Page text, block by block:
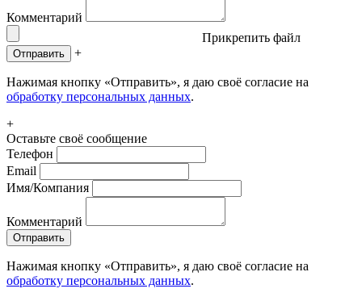
Комментарий
Прикрепить файл
Отправить +
Нажимая кнопку «Отправить», я даю своё согласие на
обработку персональных данных.
+
Оставьте своё сообщение
Телефон
Email
Имя/Компания
Комментарий
Отправить
Нажимая кнопку «Отправить», я даю своё согласие на
обработку персональных данных.